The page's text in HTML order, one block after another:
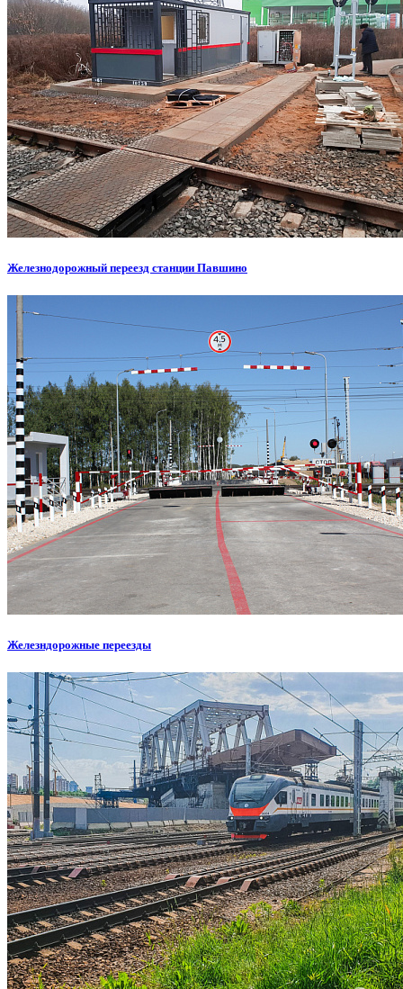
Железнодорожный переезд станции Павшино
Железндорожные переезды